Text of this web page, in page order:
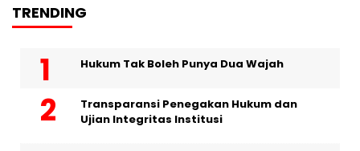
TRENDING
Hukum Tak Boleh Punya Dua Wajah
Transparansi Penegakan Hukum dan
Ujian Integritas Institusi